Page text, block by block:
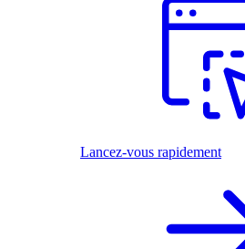
Lancez-vous rapidement